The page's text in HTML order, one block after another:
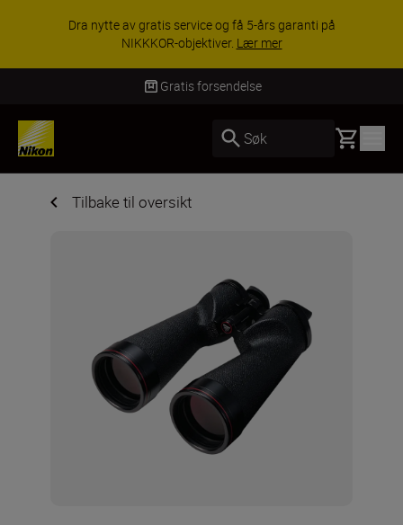
Dra nytte av gratis service og få 5-års garanti på
NIKKKOR-objektiver. Lær mer
Gratis forsendelse
Søk Basket
Tilbake til oversikt